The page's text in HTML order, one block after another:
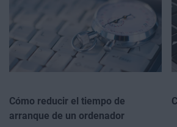
Cómo reducir el tiempo de
arranque de un ordenador